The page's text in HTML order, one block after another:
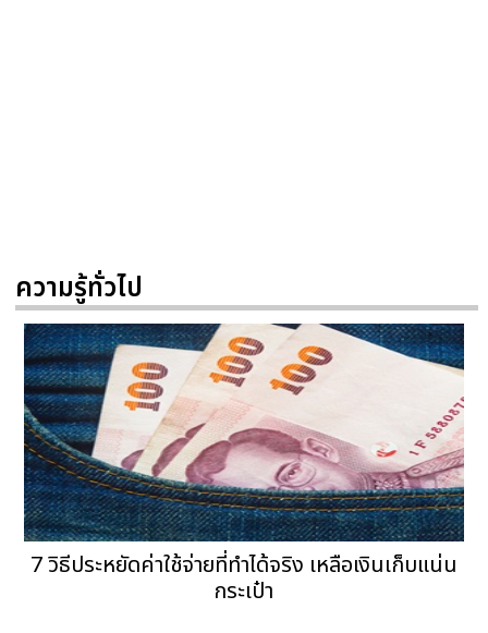
ความรู้ทั่วไป
7 วิธีประหยัดค่าใช้จ่ายที่ทำได้จริง เหลือเงินเก็บแน่น
กระเป๋า